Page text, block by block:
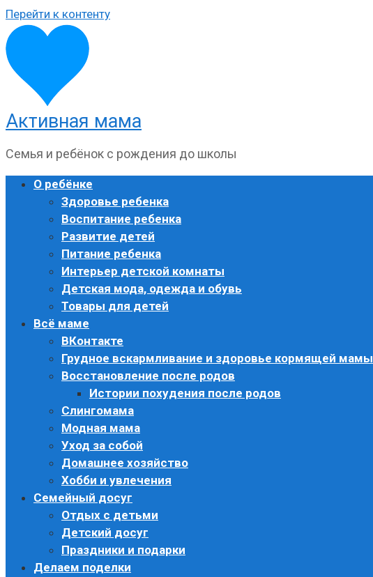
Перейти к контенту
Активная мама
Семья и ребёнок с рождения до школы
О ребёнке
Здоровье ребенка
Воспитание ребенка
Развитие детей
Питание ребенка
Интерьер детской комнаты
Детская мода, одежда и обувь
Товары для детей
Всё маме
ВКонтакте
Грудное вскармливание и здоровье кормящей мамы
Восстановление после родов
Истории похудения после родов
Слингомама
Модная мама
Уход за собой
Домашнее хозяйство
Хобби и увлечения
Семейный досуг
Отдых с детьми
Детский досуг
Праздники и подарки
Делаем поделки